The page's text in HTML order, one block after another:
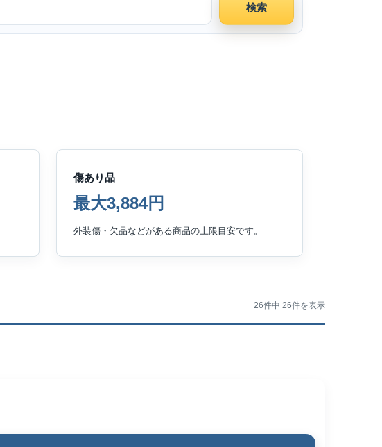
検索
傷あり品
最大3,884円
外装傷・欠品などがある商品の上限目安です。
26件中 26件を表示